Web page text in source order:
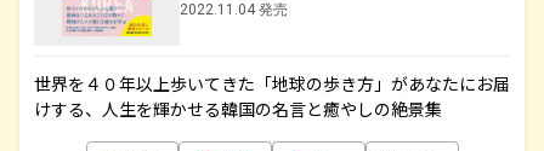
2022.11.04 発売
世界を４０年以上歩いてきた「地球の歩き方」があなたにお届
けする、人生を輝かせる韓国の名言と癒やしの絶景集